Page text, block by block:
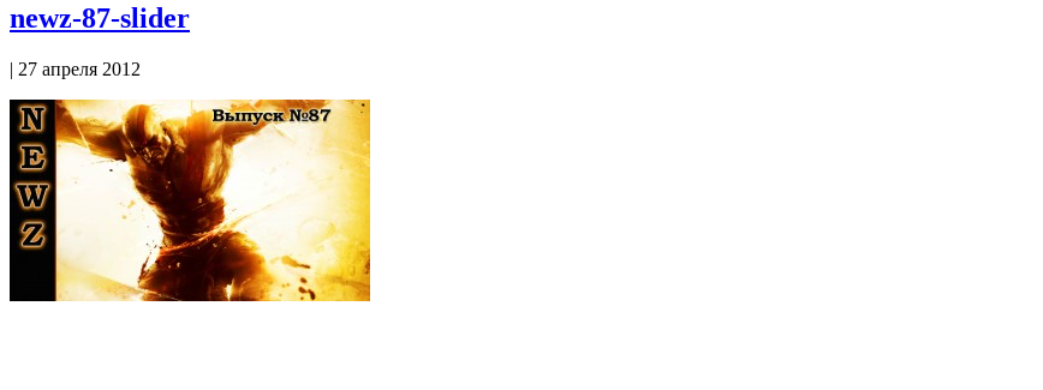
newz-87-slider
| 27 апреля 2012